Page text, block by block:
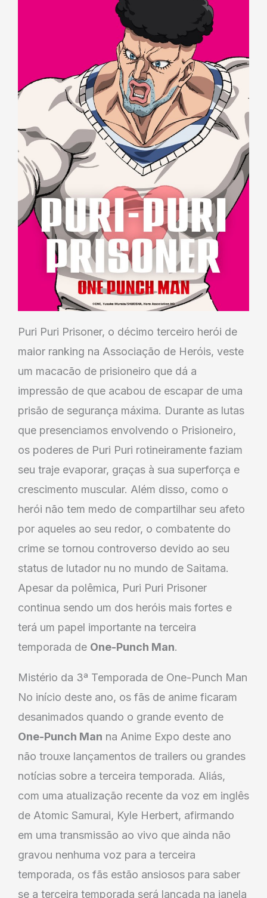
Puri Puri Prisoner, o décimo terceiro herói de
maior ranking na Associação de Heróis, veste
um macacão de prisioneiro que dá a
impressão de que acabou de escapar de uma
prisão de segurança máxima. Durante as lutas
que presenciamos envolvendo o Prisioneiro,
os poderes de Puri Puri rotineiramente faziam
seu traje evaporar, graças à sua superforça e
crescimento muscular. Além disso, como o
herói não tem medo de compartilhar seu afeto
por aqueles ao seu redor, o combatente do
crime se tornou controverso devido ao seu
status de lutador nu no mundo de Saitama.
Apesar da polêmica, Puri Puri Prisoner
continua sendo um dos heróis mais fortes e
terá um papel importante na terceira
temporada de One-Punch Man.
Mistério da 3ª Temporada de One-Punch Man
No início deste ano, os fãs de anime ficaram
desanimados quando o grande evento de
One-Punch Man na Anime Expo deste ano
não trouxe lançamentos de trailers ou grandes
notícias sobre a terceira temporada. Aliás,
com uma atualização recente da voz em inglês
de Atomic Samurai, Kyle Herbert, afirmando
em uma transmissão ao vivo que ainda não
gravou nenhuma voz para a terceira
temporada, os fãs estão ansiosos para saber
se a terceira temporada será lançada na janela